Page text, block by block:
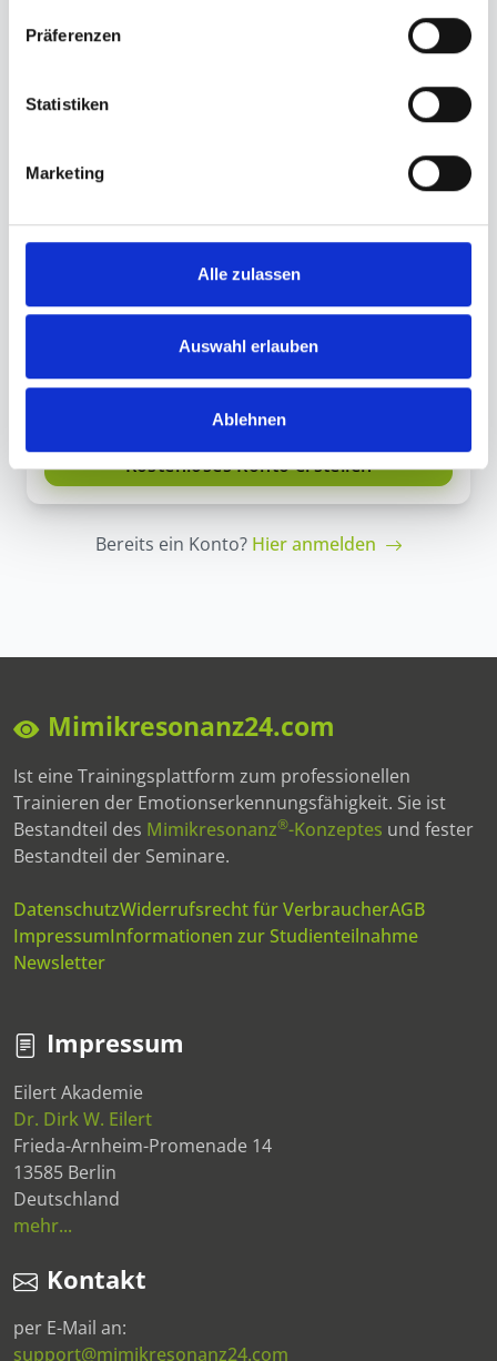
Präferenzen
Statistiken
Marketing
Alle zulassen
Auswahl erlauben
Ablehnen
über aktuelle Angebote informiert werden.
zur Bereitstellung unserer Lernplattform.
übertragen und DSGVO-konform
AGBund der
Datenschutzerklärungzu.
Bereits ein Konto? Hier anmelden
Mimikresonanz24.com
Ist eine Trainingsplattform zum professionellen
Trainieren der Emotionserkennungsfähigkeit. Sie ist
Bestandteil des Mimikresonanz®-Konzeptes und fester
Bestandteil der Seminare.
DatenschutzWiderrufsrecht für VerbraucherAGB
ImpressumInformationen zur Studienteilnahme
Newsletter
Impressum
Eilert Akademie
Dr. Dirk W. Eilert
Frieda-Arnheim-Promenade 14
13585 Berlin
Deutschland
mehr...
Kontakt
per E-Mail an:
support@mimikresonanz24.com